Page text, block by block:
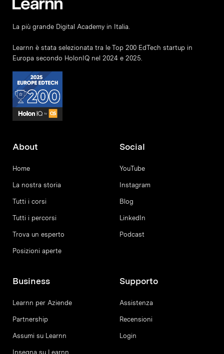
La più grande Digital Academy in Italia.
Learnn è stata selezionata tra le Top 200 EdTech startup in
Europa secondo HolonIQ nel 2024 e 2025.
About
Home
La nostra storia
Tutti i corsi
Tutti i percorsi
Trova un esperto
Posizioni aperte
Social
YouTube
Instagram
Blog
LinkedIn
Podcast
Business
Learnn per Aziende
Partnership
Assumi su Learnn
Insegna su Learnn
Supporto
Assistenza
Recensioni
Login